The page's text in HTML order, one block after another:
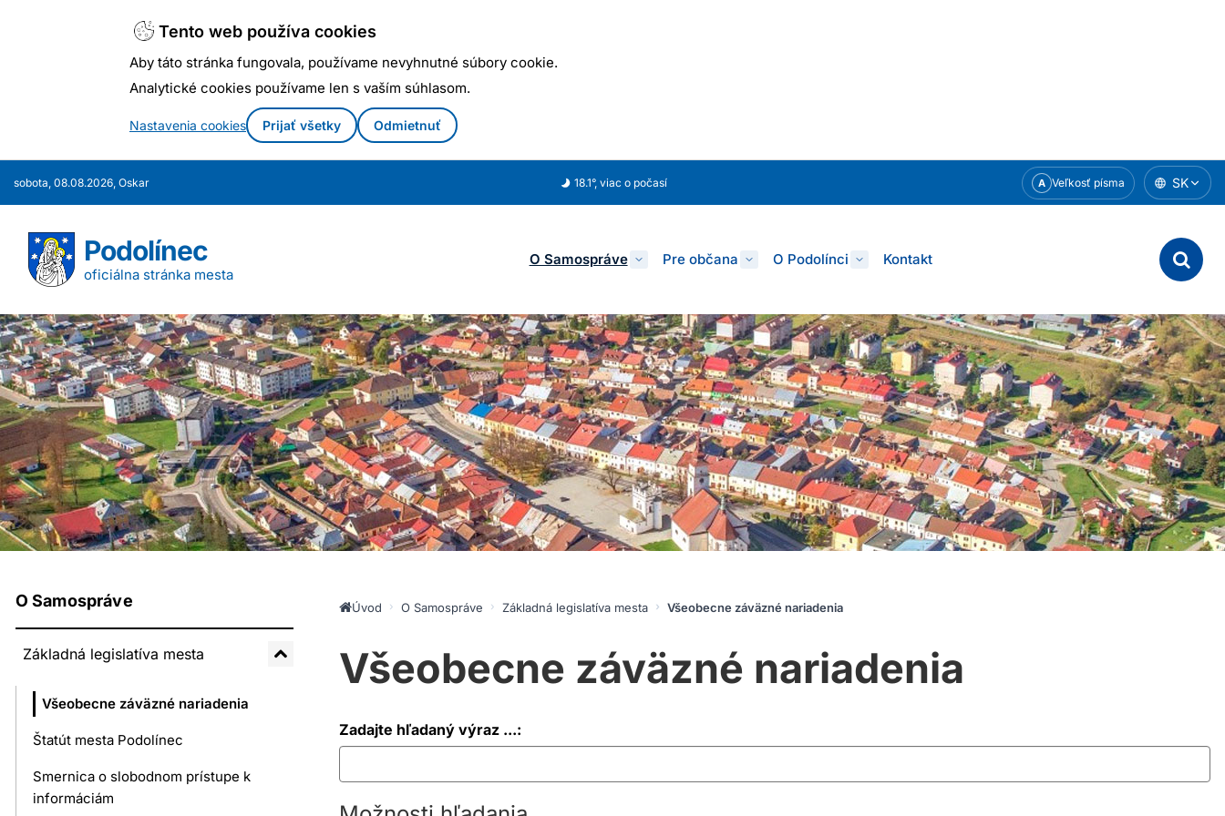
Tento web používa cookies
Aby táto stránka fungovala, používame nevyhnutné súbory cookie.
Analytické cookies používame len s vaším súhlasom.
Nastavenia cookies Prijať všetky Odmietnuť
sobota, 08.08.2026, Oskar 18.1°, viac o počasí A Veľkosť písma SK
Podolínec
oficiálna stránka mesta
O Samospráve Pre občana O Podolínci Kontakt
O Samospráve
Základná legislatíva mesta
Všeobecne záväzné nariadenia
Štatút mesta Podolínec
Smernica o slobodnom prístupe k
informáciám
Úvod O Samospráve Základná legislatíva mesta Všeobecne záväzné nariadenia
Všeobecne záväzné nariadenia
Zadajte hľadaný výraz ...: